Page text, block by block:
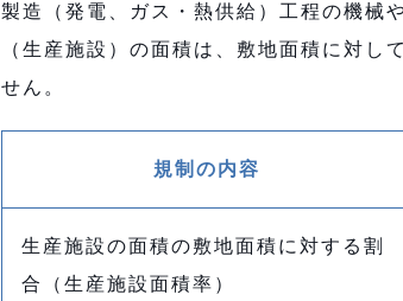
製造（発電、ガス・熱供給）工程の機械
（生産施設）の面積は、敷地面積に対し
せん。
規制の内容
生産施設の面積の敷地面積に対する割
合（生産施設面積率）